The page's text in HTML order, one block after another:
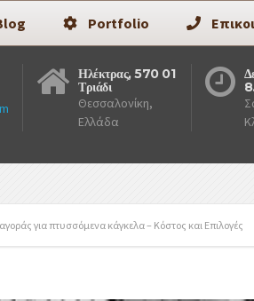
Ηλέκτρας, 570 01
Τριάδι
Θεσσαλονίκη,
Ελλάδα
για πτυσσόμενα κάγκελα – Κόστος και Επιλογές
Portfolio